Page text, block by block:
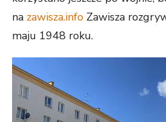
na zawisza.info Zawisza
maju 1948 roku.